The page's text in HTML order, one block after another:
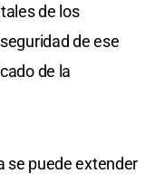
de los
de ese
de la
se puede extender